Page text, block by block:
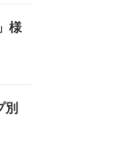
様
別